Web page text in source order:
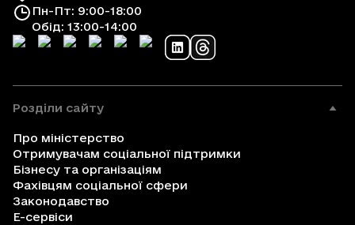
Пн-Пт: 9:00-18:00
Обід: 13:00-14:00
Розділи сайту
Про міністерство
Отримувачам соціальної підтримки
Бізнесу та організаціям
Фахівцям соціальної сфери
Законодавство
Е-сервіси